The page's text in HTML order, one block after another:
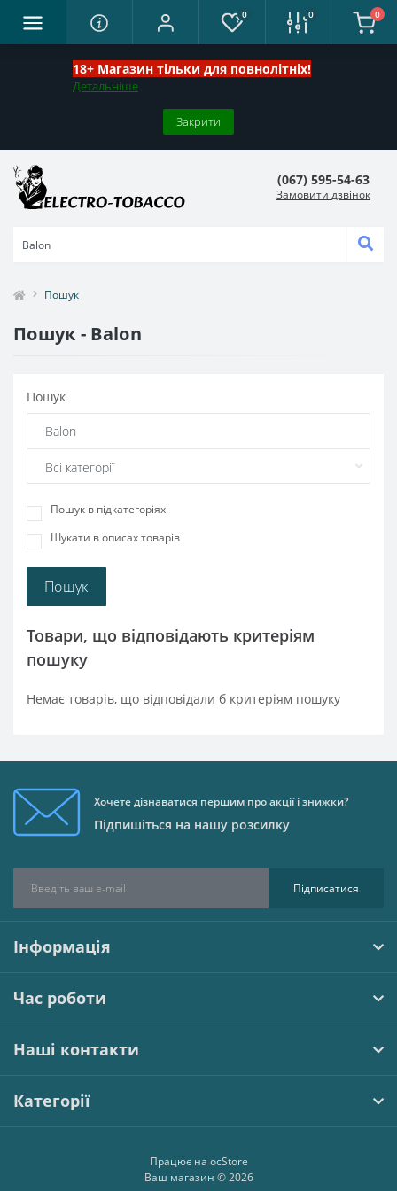
18+ Магазин тільки для повнолітніх!
Детальніше
Закрити
0 0 0
(067) 595-54-63
Замовити дзвінок
Пошук
Пошук - Balon
Пошук
Пошук в підкатегоріях
Шукати в описах товарів
Товари, що відповідають критеріям
пошуку
Немає товарів, що відповідали б критеріям пошуку
Хочете дізнаватися першим про акції і знижки?
Підпишіться на нашу розсилку
Підписатися
Інформація
Час роботи
Наші контакти
Категорії
Працює на ocStore
Ваш магазин © 2026